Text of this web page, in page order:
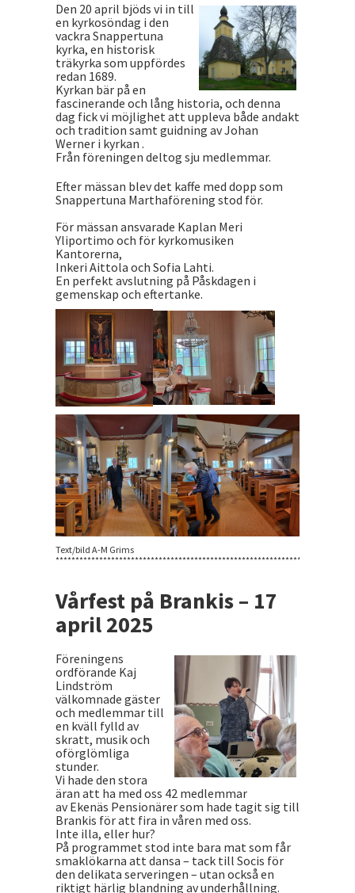
Den 20 april bjöds vi in till
en kyrkosöndag i den
vackra Snappertuna
kyrka, en historisk
träkyrka som uppfördes
redan 1689.
Kyrkan bär på en
fascinerande och lång historia, och denna
dag fick vi möjlighet att uppleva både andakt
och tradition samt guidning av Johan
Werner i kyrkan .
Från föreningen deltog sju medlemmar.
Efter mässan blev det kaffe med dopp som
Snappertuna Marthaförening stod för.
För mässan ansvarade Kaplan Meri
Yliportimo och för kyrkomusiken
Kantorerna,
Inkeri Aittola och Sofia Lahti.
En perfekt avslutning på Påskdagen i
gemenskap och eftertanke.
​​​​​​Text/bild A-M Grims
Vårfest på Brankis – 17
april 2025
Föreningens
ordförande Kaj
Lindström
välkomnade gäster
och medlemmar till
en kväll fylld av
skratt, musik och
oförglömliga
stunder.
Vi hade den stora
äran att ha med oss 42 medlemmar
av Ekenäs Pensionärer som hade tagit sig till
Brankis för att fira in våren med oss.
Inte illa, eller hur?
På programmet stod inte bara mat som får
smaklökarna att dansa – tack till Socis för
den delikata serveringen – utan också en
riktigt härlig blandning av underhållning.